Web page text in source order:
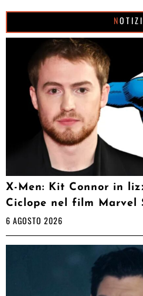
X-Men: Kit Connor in
Ciclope nel film Marvel
6 AGOSTO 2026